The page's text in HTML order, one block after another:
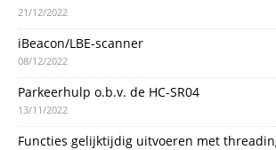
21/12/2022
iBeacon/LBE-scanner
08/12/2022
Parkeerhulp o.b.v. de HC-SR04
13/11/2022
Functies gelijktijdig uitvoeren met